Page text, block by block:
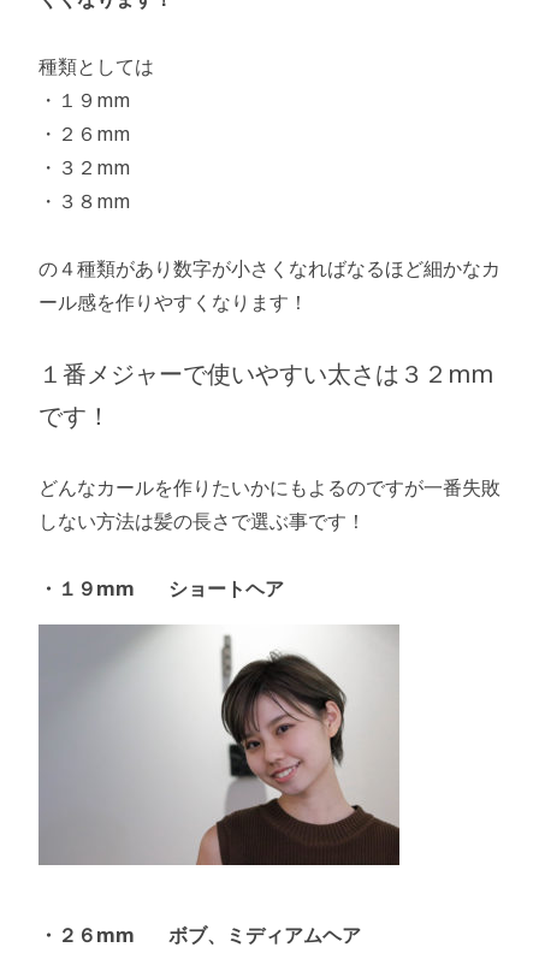
種類としては
・１９mm
・２６mm
・３２mm
・３８mm
の４種類があり数字が小さくなればなるほど細かなカ
ール感を作りやすくなります！
１番メジャーで使いやすい太さは３２mm
です！
どんなカールを作りたいかにもよるのですが一番失敗
しない方法は髪の長さで選ぶ事です！
・１９mm ショートヘア
・２６mm ボブ、ミディアムヘア